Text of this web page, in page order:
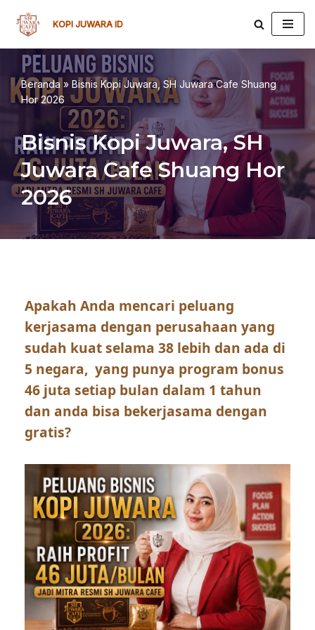
Lompat
konten
KOPI JUWARA ID
Beranda » Bisnis Kopi Juwara, SH Juwara Cafe Shuang
Hor 2026
Bisnis Kopi Juwara, SH
Juwara Cafe Shuang Hor
2026
Apakah Anda mencari peluang
kerjasama dengan perusahaan yang
sudah kuat selama 38 lebih dan ada di
5 negara, yang punya program bonus
46 juta setiap bulan dalam 1 tahun
dan anda bisa bekerjasama dengan
gratis?